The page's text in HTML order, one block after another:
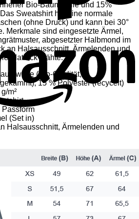
Bio-Baumwolle und 15%
Sweatshirt hat eine normale
(ohne Druck) und kann bei 30°
Merkmale sind eingesetzte Ärmel,
abgesetzter Halbmond im
an Halsausschnitt, Ärmelenden und
Flatlock-Nähte.
(Bio-Qualität,
15 % Polyester (recycelt)
m²
Passform
(Set in)
Halsausschnitt, Ärmelenden und